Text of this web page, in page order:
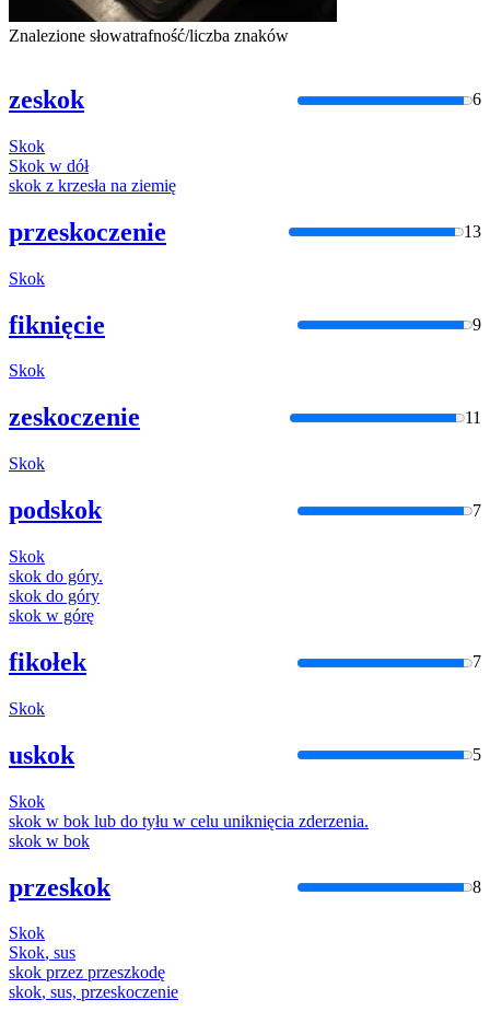
Znalezione słowatrafność/liczba znaków
zeskok 6
Skok
Skok w dół
skok z krzesła na ziemię
przeskoczenie 13
Skok
fiknięcie 9
Skok
zeskoczenie 11
Skok
podskok 7
Skok
skok do góry.
skok do góry
skok w górę
fikołek 7
Skok
uskok 5
Skok
skok w bok lub do tyłu w celu uniknięcia zderzenia.
skok w bok
przeskok 8
Skok
Skok, sus
skok przez przeszkodę
skok, sus, przeskoczenie